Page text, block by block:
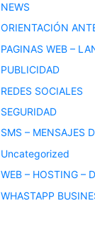
NEWS
ORIENTACIÓN
PAGINAS WEB –
PUBLICIDAD
REDES SOCIALES
SEGURIDAD
SMS – MENSAJES
Uncategorized
WEB – HOSTING –
WHASTAPP